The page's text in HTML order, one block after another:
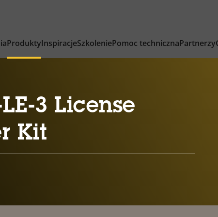
ProduktyInspiracjeSzkoleniePomoc technicznaPartnerzy
3 License
Kit